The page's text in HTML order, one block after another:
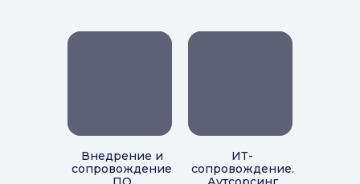
ИТ-
сопровождение.
Внедрение и
сопровождение